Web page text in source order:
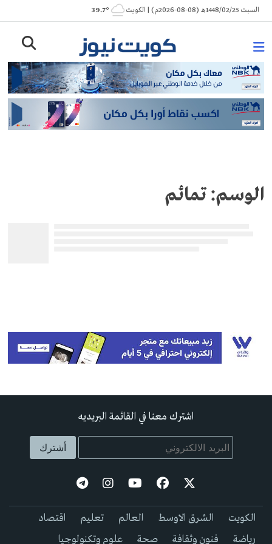
Skip
to
السبت 1448/02/25هـ (08-08-2026م) | الكويت ° 39.7
الوسم:تمائم
اشترك معنا في القائمة البريديه
الكويت الشرق الاوسط العالم تعليم
اقتصاد
رياضة
فنون وثقافة صحة علوم وتكنولوجيا